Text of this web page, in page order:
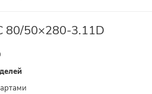
80/50×280-3.11D